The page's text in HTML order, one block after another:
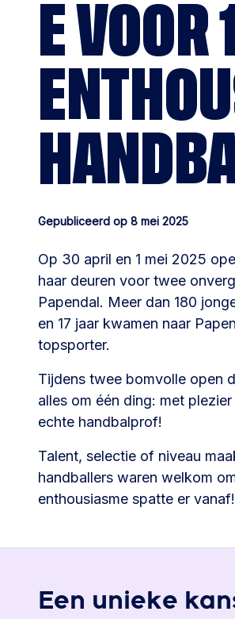
E VOOR
Gepubliceerd op 8 mei 2025
Op 30 april en 1 mei 2025
haar deuren voor twee
Papendal. Meer dan 180
en 17 jaar kwamen naar
topsporter.
Tijdens twee bomvolle open
alles om één ding: met
echte handbalprof!
Talent, selectie of niveau
handballers waren welkom
enthousiasme spatte er vanaf!
Een unieke